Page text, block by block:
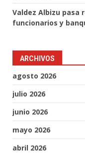
Valdez Albizu pasa
funcionarios y
ARCHIVOS
agosto 2026
julio 2026
junio 2026
mayo 2026
abril 2026